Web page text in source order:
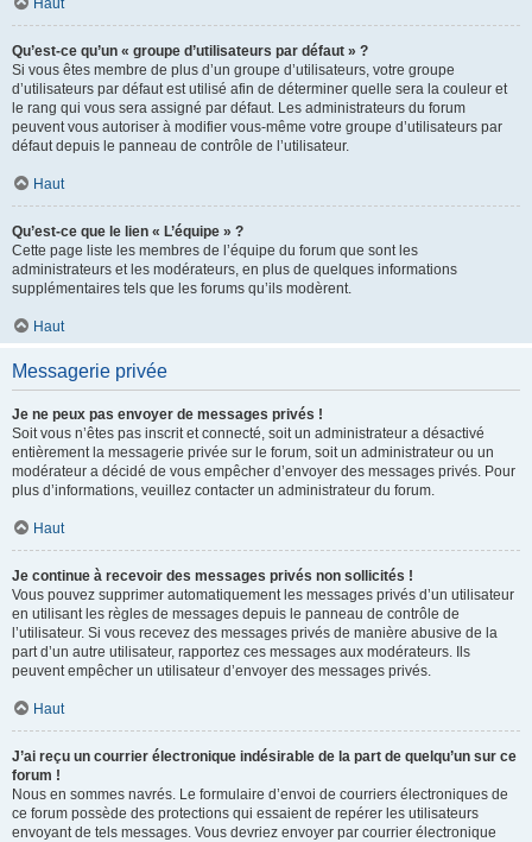
Haut
Qu’est-ce qu’un « groupe d’utilisateurs par défaut » ?
Si vous êtes membre de plus d’un groupe d’utilisateurs, votre groupe
d’utilisateurs par défaut est utilisé afin de déterminer quelle sera la couleur et
le rang qui vous sera assigné par défaut. Les administrateurs du forum
peuvent vous autoriser à modifier vous-même votre groupe d’utilisateurs par
défaut depuis le panneau de contrôle de l’utilisateur.
Haut
Qu’est-ce que le lien « L’équipe » ?
Cette page liste les membres de l’équipe du forum que sont les
administrateurs et les modérateurs, en plus de quelques informations
supplémentaires tels que les forums qu’ils modèrent.
Haut
Messagerie privée
Je ne peux pas envoyer de messages privés !
Soit vous n’êtes pas inscrit et connecté, soit un administrateur a désactivé
entièrement la messagerie privée sur le forum, soit un administrateur ou un
modérateur a décidé de vous empêcher d’envoyer des messages privés. Pour
plus d’informations, veuillez contacter un administrateur du forum.
Haut
Je continue à recevoir des messages privés non sollicités !
Vous pouvez supprimer automatiquement les messages privés d’un utilisateur
en utilisant les règles de messages depuis le panneau de contrôle de
l’utilisateur. Si vous recevez des messages privés de manière abusive de la
part d’un autre utilisateur, rapportez ces messages aux modérateurs. Ils
peuvent empêcher un utilisateur d’envoyer des messages privés.
Haut
J’ai reçu un courrier électronique indésirable de la part de quelqu’un sur ce
forum !
Nous en sommes navrés. Le formulaire d’envoi de courriers électroniques de
ce forum possède des protections qui essaient de repérer les utilisateurs
envoyant de tels messages. Vous devriez envoyer par courrier électronique